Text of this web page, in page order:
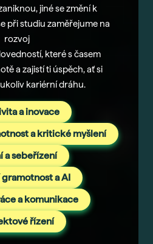
jiné se změní k
při studiu zaměřejume na
rozvoj
které s časem
a zajistí ti úspěch, ať si
kariérní dráhu.
a inovace
a kritické myšlení
a sebeřízení
a AI
a komunikace
řízení